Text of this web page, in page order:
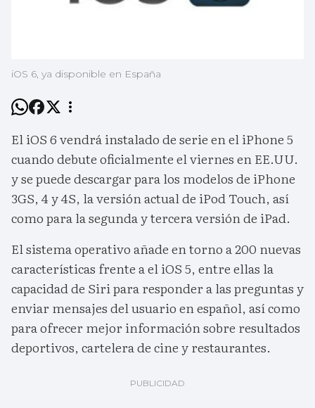
iOS 6, ya disponible en España
El iOS 6 vendrá instalado de serie en el iPhone 5
cuando debute oficialmente el viernes en EE.UU.
y se puede descargar para los modelos de iPhone
3GS, 4 y 4S, la versión actual de iPod Touch, así
como para la segunda y tercera versión de iPad.
El sistema operativo añade en torno a 200 nuevas
características frente a el iOS 5, entre ellas la
capacidad de Siri para responder a las preguntas y
enviar mensajes del usuario en español, así como
para ofrecer mejor información sobre resultados
deportivos, cartelera de cine y restaurantes.